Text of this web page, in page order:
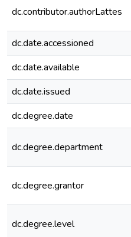
dc.contributor.authorLattes
dc.date.accessioned
dc.date.available
dc.date.issued
dc.degree.date
dc.degree.department
dc.degree.grantor
dc.degree.level